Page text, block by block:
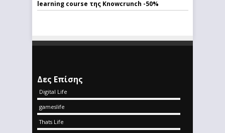
learning course της Knowcrunch -50%
Δες Επίσης
Digital Life
gameslife
Thats Life